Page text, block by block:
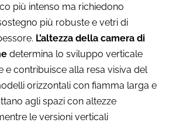
più intenso ma richiedono
più robuste e vetri di
L’altezza della camera di
determina lo sviluppo verticale
e contribuisce alla resa visiva del
orizzontali con fiamma larga e
agli spazi con altezze
le versioni verticali